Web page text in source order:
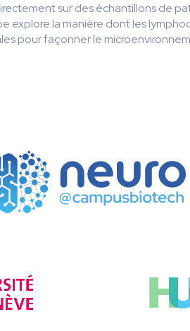
sur des échantillons de
explore la manière dont les
pour façonner le